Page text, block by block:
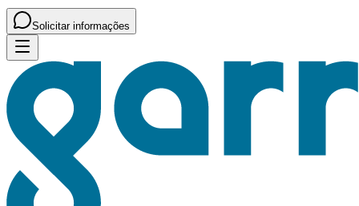
Solicitar informações